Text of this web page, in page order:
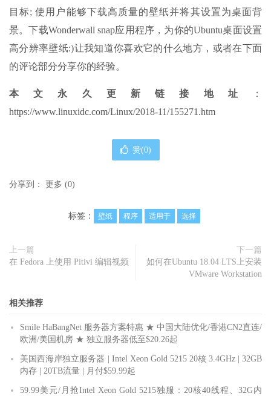
目标; 使用户能够下载高质量的壁纸并将其设置为桌面背
景。下载Wonderwall snap应用程序，为你的Ubuntu桌面设置
高分辨率壁纸:)让我知道你喜欢它的什么地方，或者在下面
的评论部分分享你的经验。
本文永久更新链接地址
：
https://www.linuxidc.com/Linux/2018-11/155271.htm
赞(0)
分享到： 更多 (0)
标签： 壁纸 程序 适用于 选择
上一篇
在 Fedora 上使用 Pitivi 编辑视频
下一篇
如何在Ubuntu 18.04 LTS上安装
VMware Workstation
相关推荐
Smile HaBangNet 服务器方案特惠 ★ 中国大陆优化/香港CN2直连/
欧洲/美国机房 ★ 独立服务器低至$20.26起
美国西海岸独立服务器 | Intel Xeon Gold 5215 20核 3.4GHz | 32GB
内存 | 20TB流量 | 月付$59.99起
59.99美元/月抢Intel Xeon Gold 5215独服：20核40线程、32G内